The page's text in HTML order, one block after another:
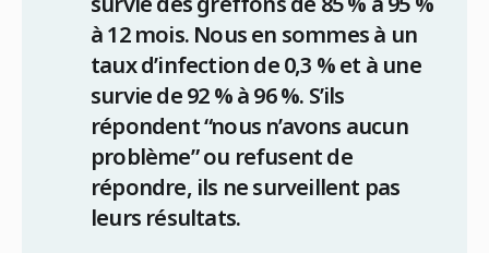
à 12 mois. Nous en sommes à un
taux d’infection de 0,3 % et à une
survie de 92 % à 96 %. S’ils
répondent “nous n’avons aucun
problème” ou refusent de
répondre, ils ne surveillent pas
leurs résultats.